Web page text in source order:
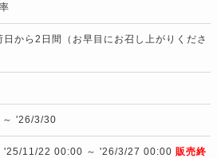
日から2日間（お早目にお召し上がりくださ
'26/3/30
'25/11/22 00:00 ～ '26/3/27 00:00 販売終